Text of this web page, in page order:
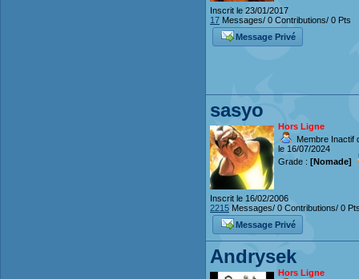
Inscrit le 23/01/2017
17 Messages/ 0 Contributions/ 0 Pts
Message Privé
sasyo
Hors Ligne
Membre Inactif
le 16/07/2024
Grade : [Nomade]
Inscrit le 16/02/2006
2215 Messages/ 0 Contributions/ 0
Message Privé
Andrysek
Hors Ligne